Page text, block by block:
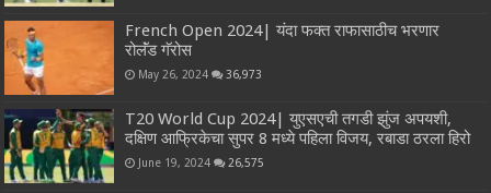
French Open 2024| यंदा फक्त राफासाठीच भरणार
रोलॅंड गॅरोस
May 26, 2024 36,973
T20 World Cup 2024| युएसएची तगडी झुंज अपयशी,
दक्षिण आफ्रिकेचा सुपर 8 मध्ये पहिला विजय, रबाडा ठरला हिरो
June 19, 2024 26,575